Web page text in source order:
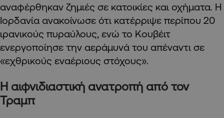
αναφέρθηκαν ζημιές σε κατοικίες και οχήματα. Η
Ιορδανία ανακοίνωσε ότι κατέρριψε περίπου 20
ιρανικούς πυραύλους, ενώ το Κουβέιτ
ενεργοποίησε την αεράμυνά του απέναντι σε
«εχθρικούς εναέριους στόχους».
Η αιφνιδιαστική ανατροπή από τον
Τραμπ